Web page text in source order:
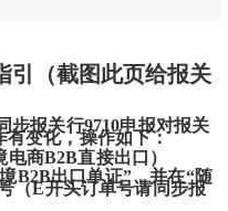
引（截图此页给报关
步报关行9710申报对报关
有变化，操作如下：
商B2B直接出口）
B2B出口单证”，并在“随
（E开头订单号请同步报